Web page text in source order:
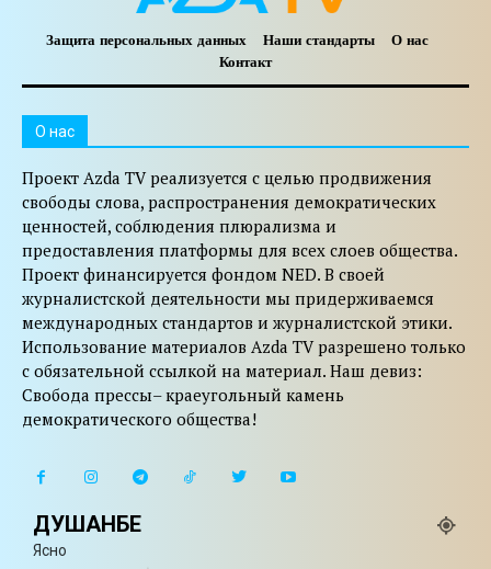
Защита персональных данных Наши стандарты
О нас
Контакт
O нас
Проект Azda TV реализуется с целью продвижения
свободы слова, распространения демократических
ценностей, соблюдения плюрализма и
предоставления платформы для всех слоев общества.
Проект финансируется фондом NED. В своей
журналистской деятельности мы придерживаемся
международных стандартов и журналистской этики.
Использование материалов Azda TV разрешено только
с обязательной ссылкой на материал. Наш девиз:
Свобода прессы– краеугольный камень
демократического общества!
ДУШАНБЕ
Ясно